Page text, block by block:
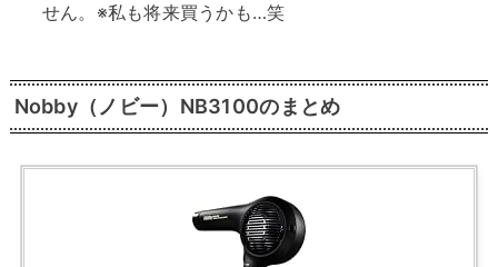
せん。※私も将来買うかも…笑
Nobby（ノビー）NB3100のまとめ